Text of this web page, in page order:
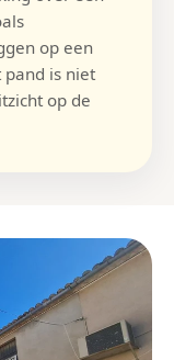
op een
is niet
op de